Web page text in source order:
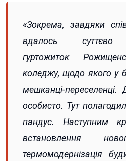
«Зокрема, завдяки
вдалось суттєво
гуртожиток
коледжу, щодо якого у
мешканці-переселенці.
особисто. Тут
пандус. Наступним
встановлення
термомодернізація